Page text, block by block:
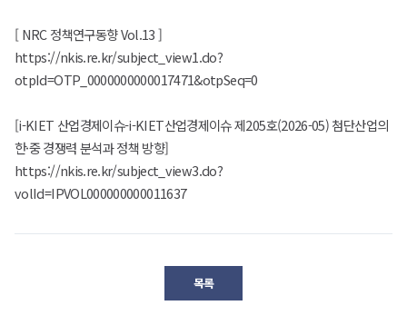
[ NRC 정책연구동향 Vol.13 ]
https://nkis.re.kr/subject_view1.do?
otpId=OTP_0000000000017471&otpSeq=0
[i-KIET 산업경제이슈-i-KIET산업경제이슈 제205호(2026-05) 첨단산업의
한·중 경쟁력 분석과 정책 방향]
https://nkis.re.kr/subject_view3.do?
volId=IPVOL000000000011637
목록